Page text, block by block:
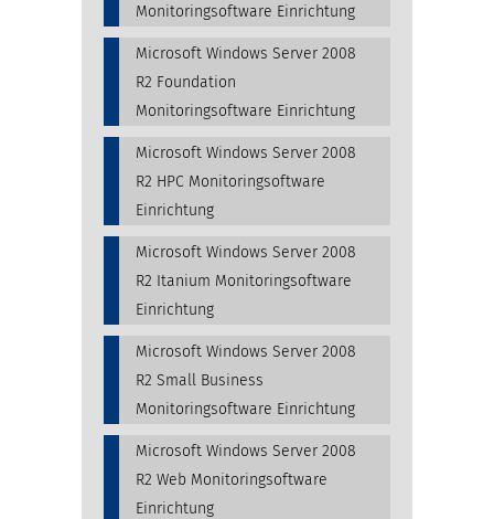
Monitoringsoftware Einrichtung
Microsoft Windows Server 2008
R2 Foundation
Monitoringsoftware Einrichtung
Microsoft Windows Server 2008
R2 HPC Monitoringsoftware
Einrichtung
Microsoft Windows Server 2008
R2 Itanium Monitoringsoftware
Einrichtung
Microsoft Windows Server 2008
R2 Small Business
Monitoringsoftware Einrichtung
Microsoft Windows Server 2008
R2 Web Monitoringsoftware
Einrichtung